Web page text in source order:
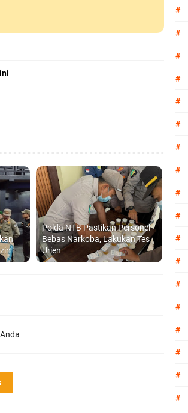
Polda NTB Pastikan Personel
Bebas Narkoba, Lakukan Tes
Urien
#
#
#
#
#
#
#
#
#
#
#
#
#
#
#
#
#
#